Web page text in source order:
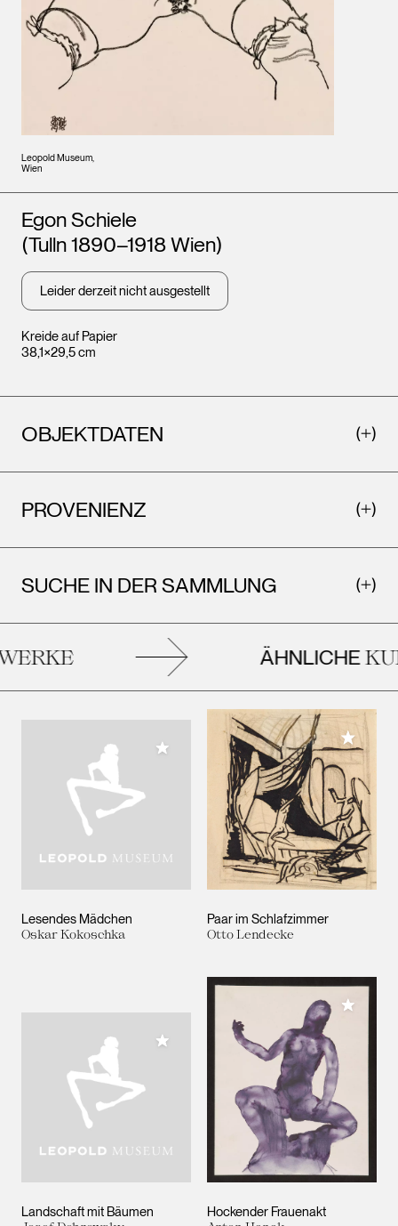
Leopold Museum,
Wien
Kreide auf Papier
38,1×29,5 cm
Künstler*innen
Egon Schiele
(Tulln 1890–1918 Wien)
Leider derzeit nicht ausgestellt
OBJEKTDATEN
PROVENIENZ
SUCHE IN DER SAMMLUNG
ÄHNLICHE
Lesendes Mädchen
Oskar Kokoschka
Meiner Sammlung hinzufügen
Paar im Schlafzimmer
Otto Lendecke
Meiner
Landschaft mit Bäumen
Meiner Sammlung hinzufügen
Hockender Frauenakt
Meiner